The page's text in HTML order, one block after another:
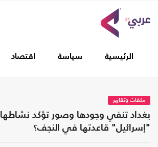
الرئيسية سياسة اقتصاد
ملفات وتقارير
بغداد تنفي وجودها وصور تؤكد
"إسرائيل" قاعدتها في النجف؟